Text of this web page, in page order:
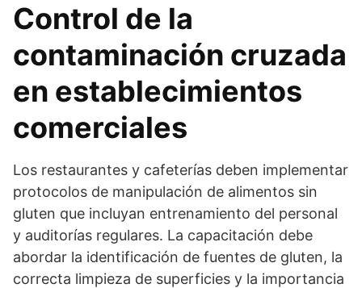
Control de la
contaminación cruzada
en establecimientos
comerciales
Los restaurantes y cafeterías deben implementar
protocolos de manipulación de alimentos sin
gluten que incluyan entrenamiento del personal
y auditorías regulares. La capacitación debe
abordar la identificación de fuentes de gluten, la
correcta limpieza de superficies y la importancia